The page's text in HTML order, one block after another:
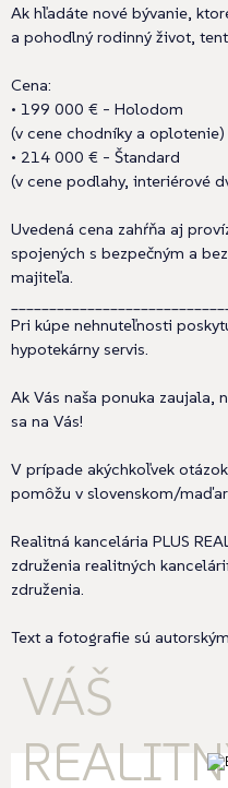
Ak hľadáte nové bývanie,
a pohodlný rodinný život,
Cena:
• 199 000 € - Holodom
(v cene chodníky a oplotenie)
• 214 000 € - Štandard
(v cene podlahy, interiérové
Uvedená cena zahŕňa aj
spojených s bezpečným a
majiteľa.
Pri kúpe nehnuteľnosti
hypotekárny servis.
Ak Vás naša ponuka zaujala,
sa na Vás!
V prípade akýchkoľvek
pomôžu v slovenskom/
Realitná kancelária PLUS
združenia realitných
združenia.
Text a fotografie sú
VÁŠ